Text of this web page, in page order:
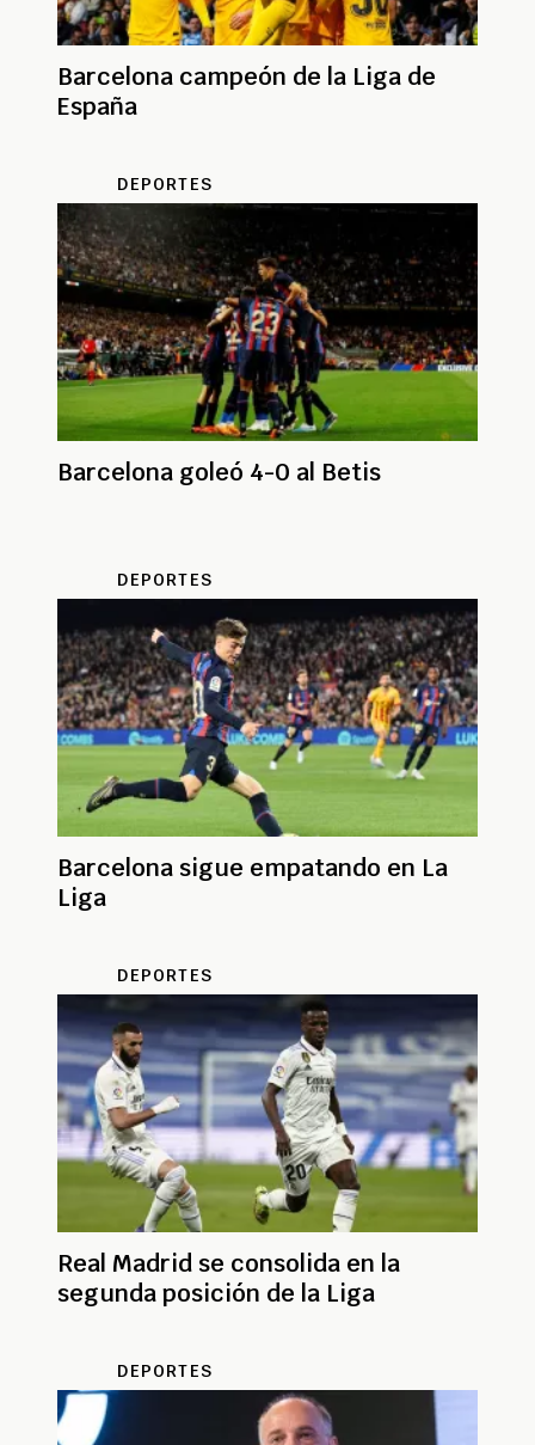
Barcelona campeón de la Liga de
España
DEPORTES
Barcelona goleó 4-0 al Betis
DEPORTES
Barcelona sigue empatando en La
Liga
DEPORTES
Real Madrid se consolida en la
segunda posición de la Liga
DEPORTES